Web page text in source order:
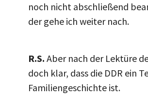
noch nicht abschließend
der gehe ich weiter nach.
R.S. Aber nach der Lektüre
doch klar, dass die DDR ein
Familiengeschichte ist.